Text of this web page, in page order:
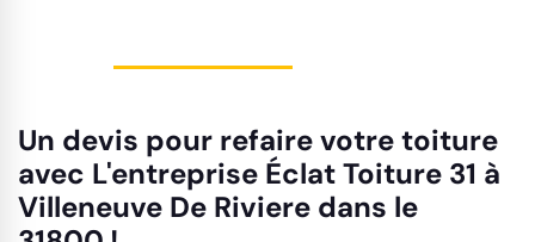
Un devis pour refaire votre toiture
avec L'entreprise Éclat Toiture 31 à
Villeneuve De Riviere dans le